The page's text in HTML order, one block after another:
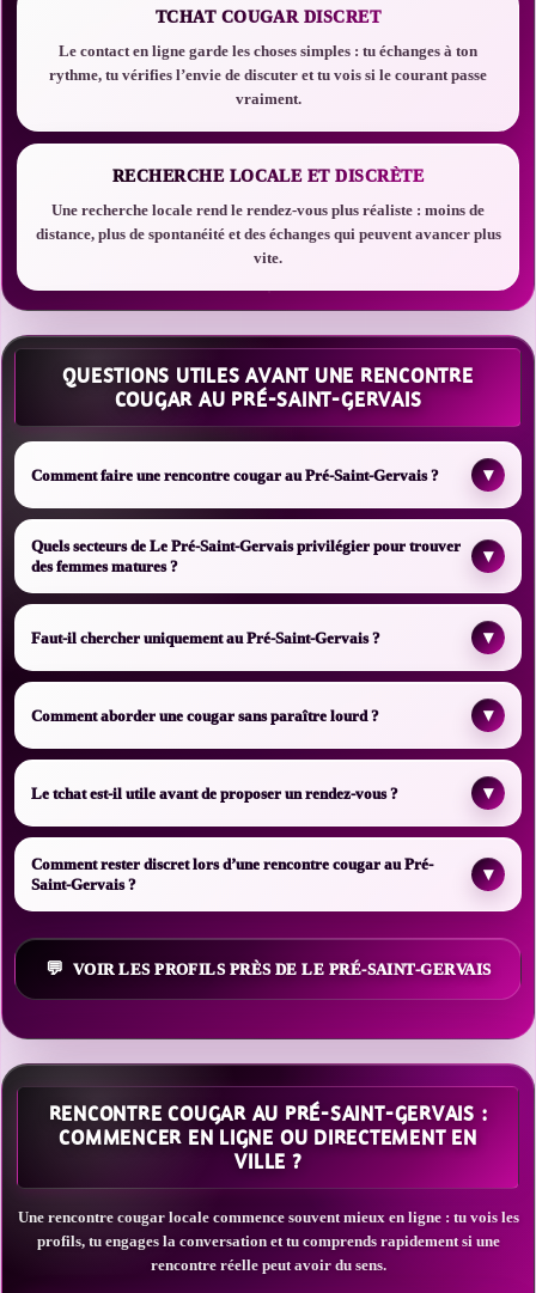
TCHAT COUGAR DISCRET
Le contact en ligne garde les choses simples : tu échanges à ton
rythme, tu vérifies l’envie de discuter et tu vois si le courant passe
vraiment.
RECHERCHE LOCALE ET DISCRÈTE
Une recherche locale rend le rendez-vous plus réaliste : moins de
distance, plus de spontanéité et des échanges qui peuvent avancer plus
vite.
QUESTIONS UTILES AVANT UNE RENCONTRE
COUGAR AU PRÉ-SAINT-GERVAIS
Comment faire une rencontre cougar au Pré-Saint-Gervais ? ▾
Quels secteurs de Le Pré-Saint-Gervais privilégier pour trouver
des femmes matures ?
▾
Faut-il chercher uniquement au Pré-Saint-Gervais ? ▾
Comment aborder une cougar sans paraître lourd ? ▾
Le tchat est-il utile avant de proposer un rendez-vous ? ▾
Comment rester discret lors d’une rencontre cougar au Pré-
Saint-Gervais ?
▾
VOIR LES PROFILS PRÈS DE LE PRÉ-SAINT-GERVAIS
RENCONTRE COUGAR AU PRÉ-SAINT-GERVAIS :
COMMENCER EN LIGNE OU DIRECTEMENT EN
VILLE ?
Une rencontre cougar locale commence souvent mieux en ligne : tu vois les
profils, tu engages la conversation et tu comprends rapidement si une
rencontre réelle peut avoir du sens.